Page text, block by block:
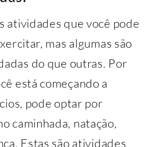
atividades que você pode
mas algumas são
do que outras. Por
está começando a
pode optar por
caminhada, natação,
Estas são atividades